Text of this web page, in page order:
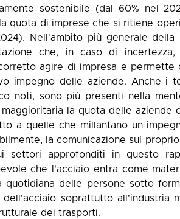
sostenibile (dal 60% nel
quota di imprese che si ritiene
Nell'ambito più generale
che, in caso di
agire di impresa e
impegno delle aziende. Anche i
noti, sono più presenti nella
la quota delle aziende
a quelle che millantano un
la comunicazione sul
settori approfonditi in questo
che l'acciaio entra come
quotidiana delle persone sotto
dell'acciaio soprattutto all'industria
dei trasporti.